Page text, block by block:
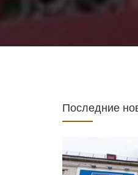
Последние